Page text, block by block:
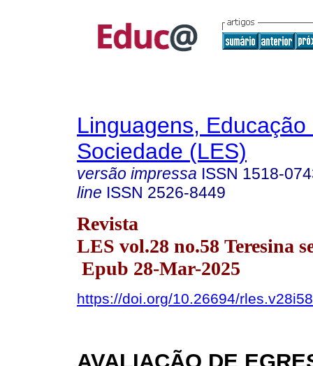
Linguagens, Educação
Sociedade (LES)
versão impressa ISSN 1518-
line ISSN 2526-8449
Revista
LES vol.28 no.58 Teresina
Epub 28-Mar-2025
https://doi.org/10.26694/